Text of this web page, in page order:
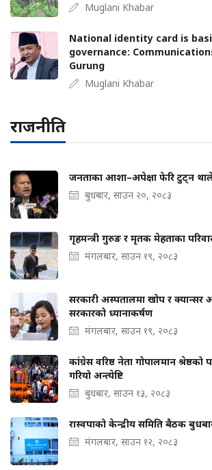
Muglani Khabar
National identity card is
governance:
Gurung
Muglani Khabar
राजनीति
जनताका आशा–अपेक्षा फेरि टुट्न
बुधबार, साउन २०, २०८३
गृहमन्त्री गुरुङ र मृतक मेहताका
मंगलबार, साउन १९, २०८३
सरकारी अस्पतालमा खोप र
सरकारको ध्यानाकर्षण
मंगलबार, साउन १९, २०८३
कांग्रेस वरिष्ठ नेता गोपालमान
गरियो अन्त्येष्टि
बुधबार, साउन १३, २०८३
रास्वपाको केन्द्रीय समिति बैठक
मंगलबार, साउन १२, २०८३